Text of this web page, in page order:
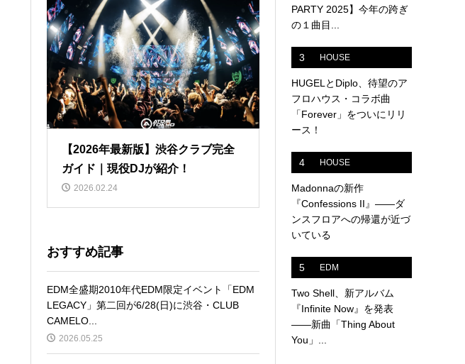
【2026年最新版】渋谷クラブ完全
ガイド｜現役DJが紹介！
2026.02.24
おすすめ記事
EDM全盛期2010年代EDM限定イベント「EDM
LEGACY」第二回が6/28(日)に渋谷・CLUB
CAMELO...
2026.05.25
PARTY 2025】今年の跨ぎ
の１曲目...
3 HOUSE
HUGELとDiplo、待望のア
フロハウス・コラボ曲
「Forever」をついにリリ
ース！
4 HOUSE
Madonnaの新作
『Confessions II』——ダ
ンスフロアへの帰還が近づ
いている
5 EDM
Two Shell、新アルバム
『Infinite Now』を発表
——新曲「Thing About
You」...